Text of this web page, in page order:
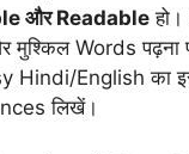
और Readable
Words पढ़ना
Hindi/English का
लिखें।